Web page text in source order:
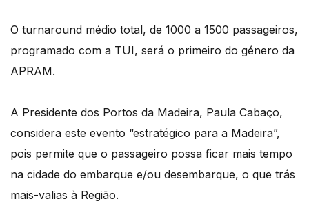
O turnaround médio total, de 1000 a 1500 passageiros,
programado com a TUI, será o primeiro do género da
APRAM.
A Presidente dos Portos da Madeira, Paula Cabaço,
considera este evento “estratégico para a Madeira”,
pois permite que o passageiro possa ficar mais tempo
na cidade do embarque e/ou desembarque, o que trás
mais-valias à Região.